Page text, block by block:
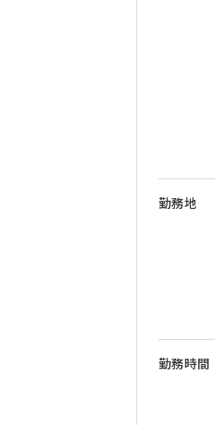
勤務地
勤務時間